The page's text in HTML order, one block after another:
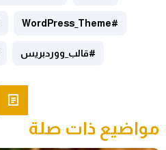
#WordPress_Theme
#قالب_ووردبريس
مواضيع ذات صلة